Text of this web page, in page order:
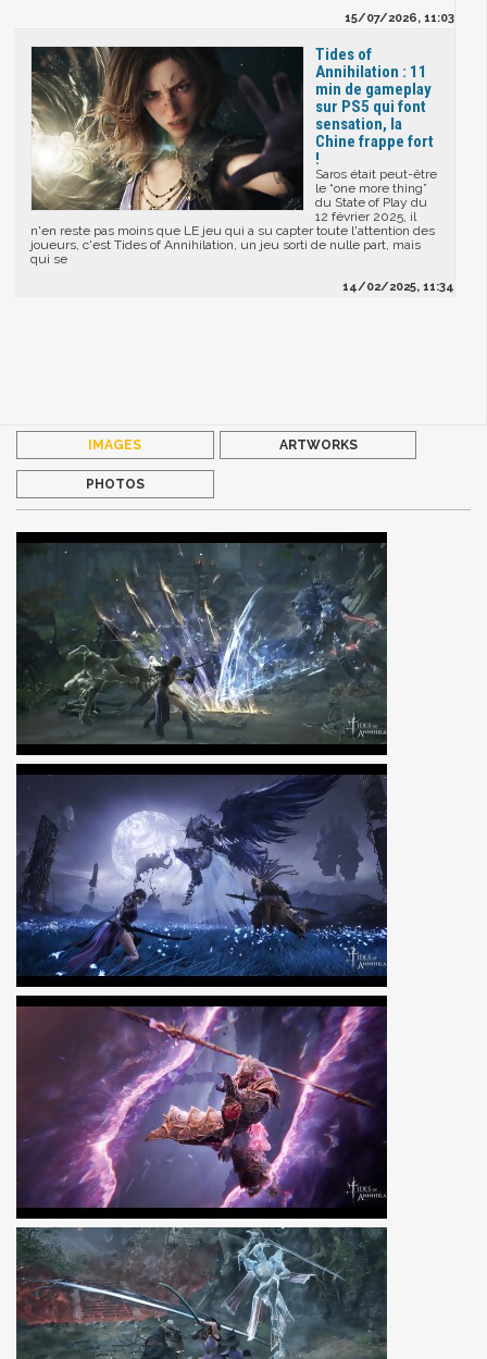
15/07/2026, 11:03
Tides of
Annihilation : 11
min de gameplay
sur PS5 qui font
sensation, la
Chine frappe fort
!
Saros était peut-être
le “one more thing”
du State of Play du
12 février 2025, il
n'en reste pas moins que LE jeu qui a su capter toute l'attention des
joueurs, c'est Tides of Annihilation, un jeu sorti de nulle part, mais
qui se
14/02/2025, 11:34
IMAGES ARTWORKS
PHOTOS